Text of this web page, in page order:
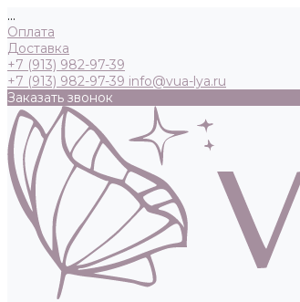
...
Оплата
Доставка
+7 (913) 982-97-39
+7 (913) 982-97-39 info@vua-lya.ru
Заказать звонок